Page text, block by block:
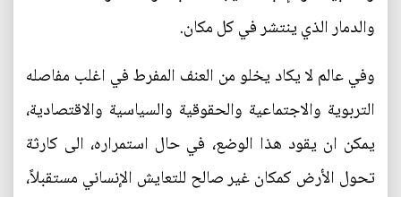
والدمار الذي ينتشر في كل مكان.
وفي عالم لا يكاد يخلو من العنف المفرط في اغلب مفاصله
التربوية والاجتماعية والحقوقية والسياسية والاقتصادية،
يمكن ان يقود هذا الوضع، في حال استمراره، الى كارثة
تحول الأرض كمكان غير صالح للتعايش الإنساني مستقبلاً،